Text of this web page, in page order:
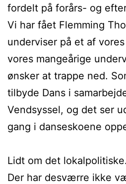
fordelt på forårs- og
Vi har fået Flemming
underviser på et af
vores mangeårige
ønsker at trappe ned.
tilbyde Dans i
Vendsyssel, og det ser
gang i danseskoene
Lidt om det lokalpolitiske.
Der har desværre ikke